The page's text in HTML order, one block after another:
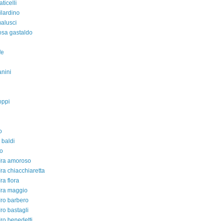
gastaldo
baldi
amoroso
chiacchiaretta
flora
maggio
barbero
bastagli